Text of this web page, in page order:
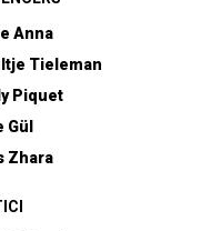
Anna
Tieleman
Piquet
Gül
Zhara